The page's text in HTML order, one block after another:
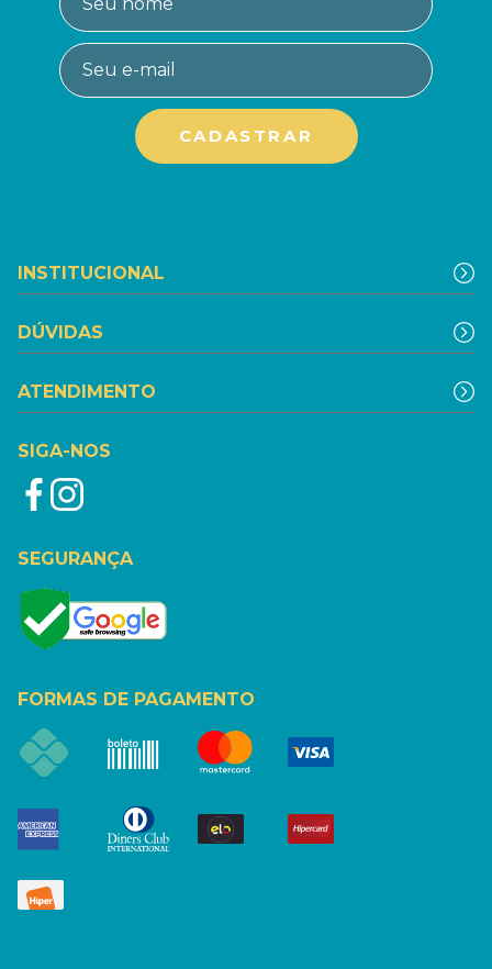
INSTITUCIONAL
DÚVIDAS
ATENDIMENTO
SIGA-NOS
SEGURANÇA
FORMAS DE PAGAMENTO